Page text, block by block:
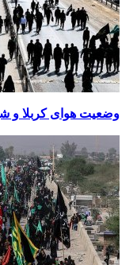
وضعیت هوای کربلا و